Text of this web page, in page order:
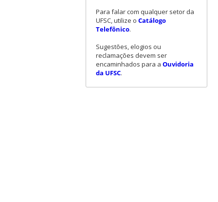
Para falar com qualquer setor da
UFSC, utilize o Catálogo
Telefônico.
Sugestões, elogios ou
reclamações devem ser
encaminhados para a Ouvidoria
da UFSC.